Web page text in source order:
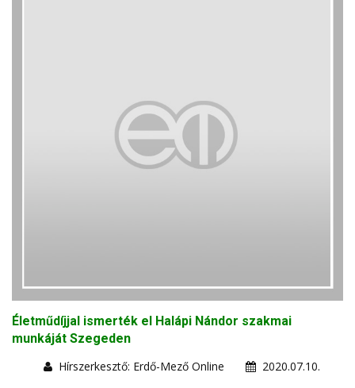
Életműdíjjal ismerték el Halápi Nándor szakmai
munkáját Szegeden
Hírszerkesztő: Erdő-Mező Online
2020.07.10.